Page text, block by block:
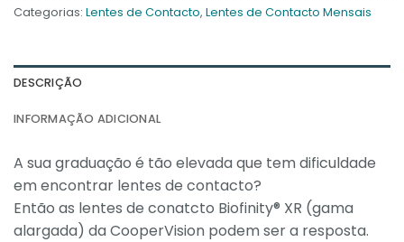
Categorias: Lentes de Contacto, Lentes de Contacto Mensais
DESCRIÇÃO
INFORMAÇÃO ADICIONAL
A sua graduação é tão elevada que tem dificuldade
em encontrar lentes de contacto?
Então as lentes de conatcto Biofinity® XR (gama
alargada) da CooperVision podem ser a resposta.